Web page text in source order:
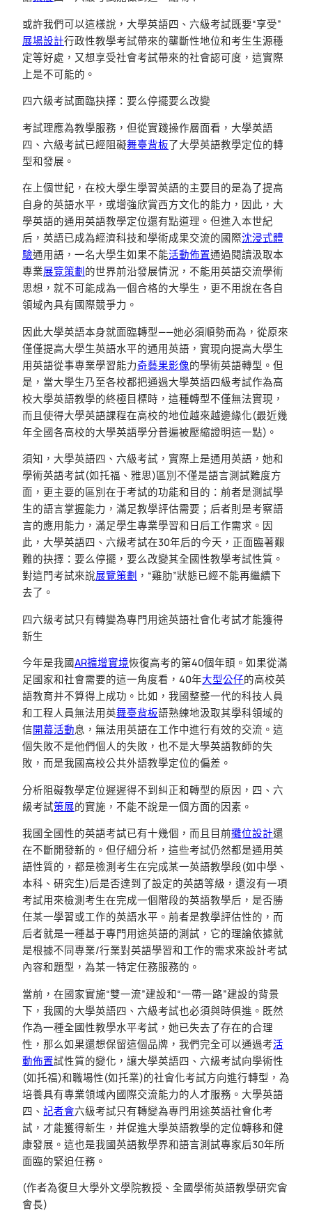
或許我們可以這樣說，大學英語四、六級考試既要“享受”
展場設計行政性教學考試帶來的壟斷性地位和考生生源穩
定等好處，又想享受社會考試帶來的社會認可度，這實際
上是不可能的。
四六級考試面臨抉擇：要么停擺要么改變
考試理應為教學服務，但從實踐操作層面看，大學英語
四、六級考試已經阻礙舞臺背板了大學英語教學定位的轉
型和發展。
在上個世紀，在校大學生學習英語的主要目的是為了提高
自身的英語水平，或增強欣賞西方文化的能力，因此，大
學英語的通用英語教學定位還有點道理。但進入本世紀
后，英語已成為經濟科技和學術成果交流的國際沈浸式體
驗通用語，一名大學生如果不能活動佈置通過閱讀汲取本
專業展覽策劃 的世界前沿發展情況，不能用英語交流學術
思想，就不可能成為一個合格的大學生，更不用說在各自
領域內具有國際競爭力。
因此大學英語本身就面臨轉型——她必須順勢而為，從原來
僅僅提高大學生英語水平的通用英語，實現向提高大學生
用英語從事專業學習能力奇藝果影像的學術英語轉型。但
是，當大學生乃至各校都把通過大學英語四級考試作為高
校大學英語教學的終極目標時，這種轉型不僅無法實現，
而且使得大學英語課程在高校的地位越來越邊緣化(最近幾
年全國各高校的大學英語學分普遍被壓縮證明這一點)。
須知，大學英語四、六級考試，實際上是通用英語，她和
學術英語考試(如托福、雅思)區別不僅是語言測試難度方
面，更主要的區別在于考試的功能和目的：前者是測試學
生的語言掌握能力，滿足教學評估需要；后者則是考察語
言的應用能力，滿足學生專業學習和日后工作需求。因
此，大學英語四、六級考試在30年后的今天，正面臨著艱
難的抉擇：要么停擺，要么改變其全國性教學考試性質。
對這門考試來說展覽策劃 ，“雞肋”狀態已經不能再繼續下
去了。
四六級考試只有轉變為專門用途英語社會化考試才能獲得
新生
今年是我國AR擴增實境恢復高考的第40個年頭。如果從滿
足國家和社會需要的這一角度看，40年大型公仔的高校英
語教育并不算得上成功。比如，我國整整一代的科技人員
和工程人員無法用英舞臺背板語熟練地汲取其學科領域的
信開幕活動息，無法用英語在工作中進行有效的交流。這
個失敗不是他們個人的失敗，也不是大學英語教師的失
敗，而是我國高校公共外語教學定位的偏差。
分析阻礙教學定位遲遲得不到糾正和轉型的原因，四、六
級考試策展的實施，不能不說是一個方面的因素。
我國全國性的英語考試已有十幾個，而且目前攤位設計還
在不斷開發新的。但仔細分析，這些考試仍然都是通用英
語性質的，都是檢測考生在完成某一英語教學段(如中學、
本科、研究生)后是否達到了設定的英語等級，還沒有一項
考試用來檢測考生在完成一個階段的英語教學后，是否勝
任某一學習或工作的英語水平。前者是教學評估性的，而
后者就是一種基于專門用途英語的測試，它的理論依據就
是根據不同專業/行業對英語學習和工作的需求來設計考試
內容和題型，為某一特定任務服務的。
當前，在國家實施“雙一流”建設和“一帶一路”建設的背景
下，我國的大學英語四、六級考試也必須與時俱進。既然
作為一種全國性教學水平考試，她已失去了存在的合理
性，那么如果還想保留這個品牌，我們完全可以通過考活
動佈置試性質的變化，讓大學英語四、六級考試向學術性
(如托福)和職場性(如托業)的社會化考試方向進行轉型，為
培養具有專業領域內國際交流能力的人才服務。大學英語
四、 記者會六級考試只有轉變為專門用途英語社會化考
試，才能獲得新生，并促進大學英語教學的定位轉移和健
康發展。這也是我國英語教學界和語言測試專家后30年所
面臨的緊迫任務。
(作者為復旦大學外文學院教授、全國學術英語教學研究會
會長)